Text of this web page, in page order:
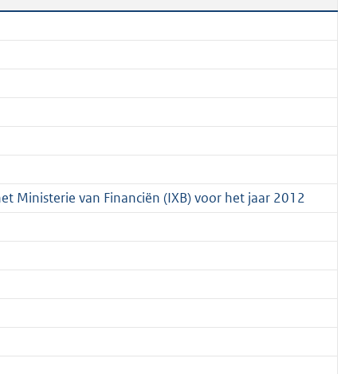
Ministerie van Financiën (IXB) voor het jaar 2012